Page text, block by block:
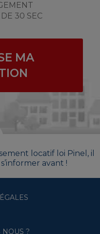
30 SEC
MA
locatif loi Pinel, il
avant !
?